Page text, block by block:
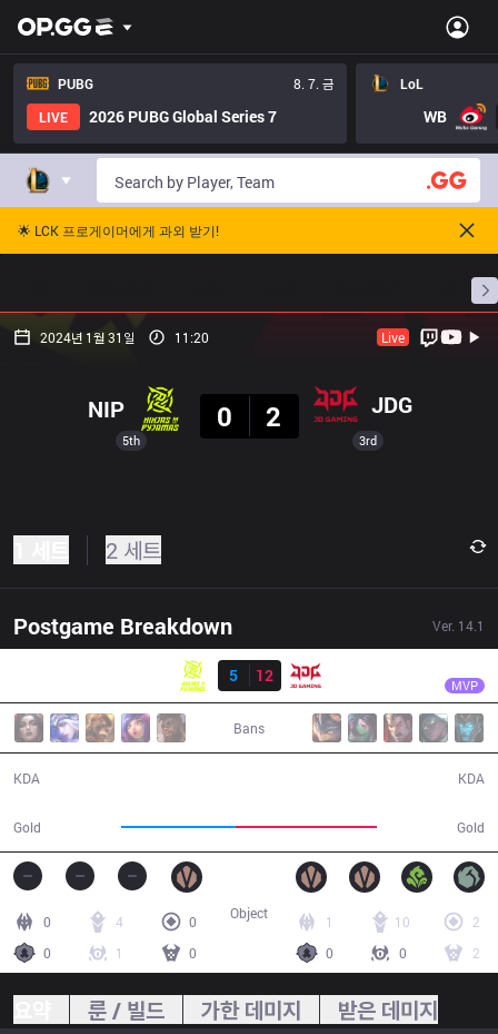
PUBG
8. 7. 금
LIVE
2026 PUBG Global Series 7
LoL
WB
🌟 LCK 프로게이머에게 과외 받기!
프로빌
2024년 1월 31일 11:20 Live
5th
NIP
0
2 JDG
3rd
2 세트
Postgame Breakdown Ver. 14.1
5
12 MVP
Bans
KDA
Gold Gold
KDA
0 4
0
0
1 0
1 10
2
0
0 2
Object
룬 / 빌드 가한 데미지 받은 데미지